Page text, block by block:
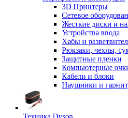
3D Принтеры
Сетевое
Жесткие диски и
Устройства ввода
Хабы и
Рюкзаки, чехлы,
Защитные пленки
Компьютерные
Кабели и блоки
Наушники и
Техника Dyson